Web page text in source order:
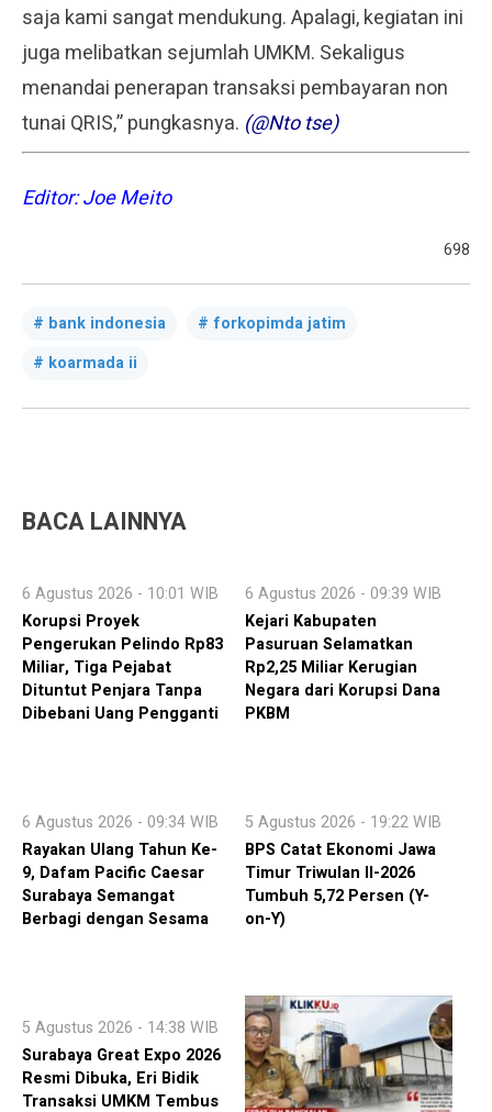
saja kami sangat mendukung. Apalagi, kegiatan ini
juga melibatkan sejumlah UMKM. Sekaligus
menandai penerapan transaksi pembayaran non
tunai QRIS,” pungkasnya. (@Nto tse)
Editor: Joe Meito
698
bank indonesia
forkopimda jatim
koarmada ii
BACA LAINNYA
6 Agustus 2026 - 10:01 WIB
Korupsi Proyek
Pengerukan Pelindo Rp83
Miliar, Tiga Pejabat
Dituntut Penjara Tanpa
Dibebani Uang Pengganti
6 Agustus 2026 - 09:39 WIB
Kejari Kabupaten
Pasuruan Selamatkan
Rp2,25 Miliar Kerugian
Negara dari Korupsi Dana
PKBM
6 Agustus 2026 - 09:34 WIB
Rayakan Ulang Tahun Ke-
9, Dafam Pacific Caesar
Surabaya Semangat
Berbagi dengan Sesama
5 Agustus 2026 - 19:22 WIB
BPS Catat Ekonomi Jawa
Timur Triwulan II-2026
Tumbuh 5,72 Persen (Y-
on-Y)
5 Agustus 2026 - 14:38 WIB
Surabaya Great Expo 2026
Resmi Dibuka, Eri Bidik
Transaksi UMKM Tembus